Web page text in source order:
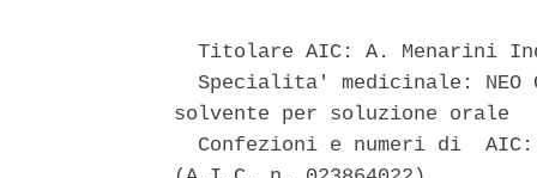
Titolare AIC: A. Menarini
Specialita' medicinale: NEO
solvente per soluzione orale
Confezioni e numeri di